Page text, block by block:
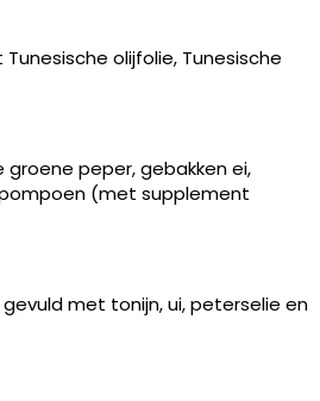
olijfolie, Tunesische
peper, gebakken ei,
(met supplement
gevuld met tonijn, ui, peterselie en